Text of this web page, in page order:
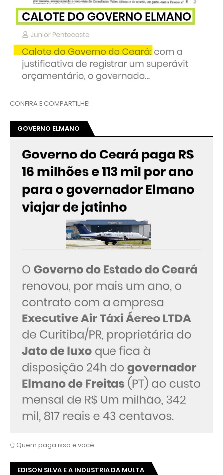
CONFIRA E COMPARTILHE!
GOVERNO ELMANO
👆 Quem paga isso é você
EDISON SILVA E A INDUSTRIA DA MULTA